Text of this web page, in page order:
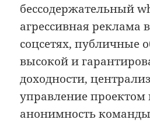
бессодержательный
агрессивная реклама
соцсетях, публичные
высокой и
доходности,
управление проектом
анонимность